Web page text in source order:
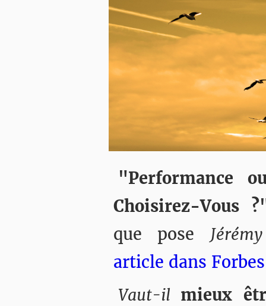
"Performance
Choisirez-Vous
que pose
article dans Forbes
Vaut-il mieux